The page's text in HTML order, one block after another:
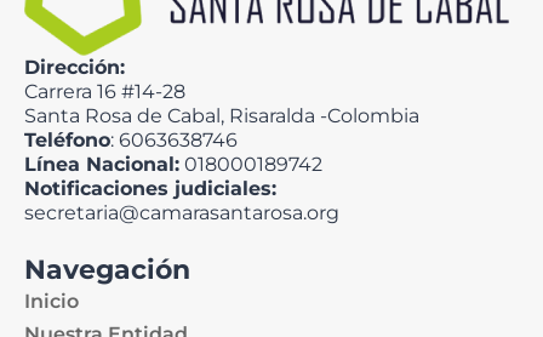
Dirección:
Carrera 16 #14-28
Santa Rosa de Cabal, Risaralda -Colombia
Teléfono: 6063638746
Línea Nacional: 018000189742
Notificaciones judiciales:
secretaria@camarasantarosa.org
Navegación
Inicio